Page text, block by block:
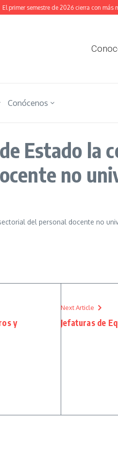
El primer semestre de 2026 cierra con más
Conócenos
Estado la
no
del personal docente no
y
Next Article
Jefaturas de